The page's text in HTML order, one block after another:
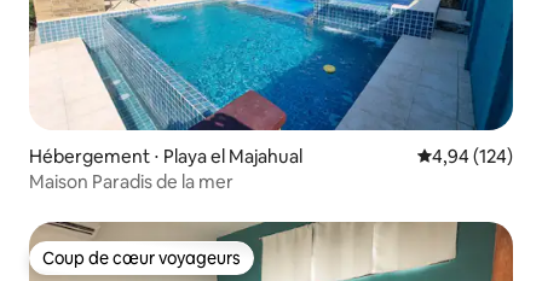
Hébergement ⋅ Playa el Majahual Évaluation
4,94 (124)
Maison Paradis de la mer
Coup de cœur voyageurs
Coup de cœur voyageurs